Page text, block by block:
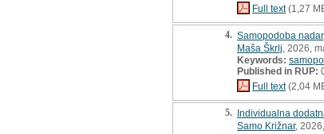
Full text(1,27
4. Samopodoba
Maša Škrlj , 2026,
Keywords:
Published in RUP:
Full text(2,04
5. Individualna
Samo Križnar,